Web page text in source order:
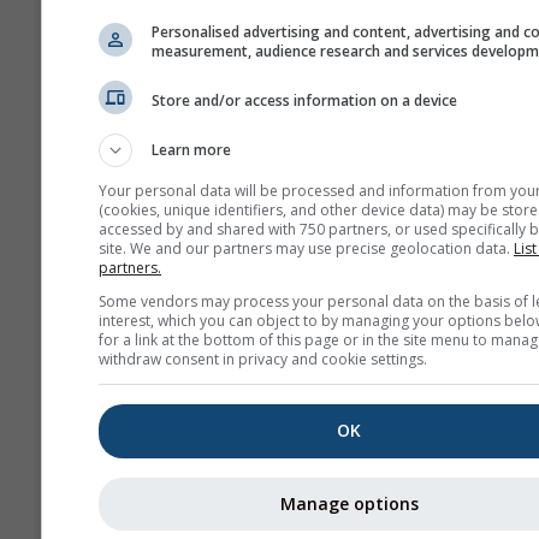
Pode encontrar a altitude
célula da grelha junto às
Durante um mês, há
diárias para valores
máximos e médios. Para
Também oferecemos
brutos para venda. Por
entre em contacto
hora desde 1940 para Vigo
Personalised advertising and content, advertising and
measurement, audience research and services
Store and/or access information on a device
Learn more
Your personal data will be processed and information from
(cookies, unique identifiers, and other device data) may be
accessed by and shared with 750 partners, or used specifically
site. We and our partners may use precise geolocation data.
partners.
Some vendors may process your personal data on the basis of
interest, which you can object to by managing your options
for a link at the bottom of this page or in the site menu to
withdraw consent in privacy and cookie settings.
OK
Manage options